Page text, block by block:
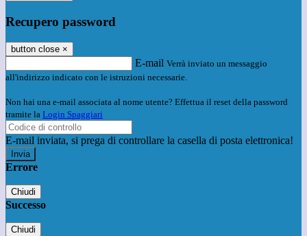
Recupero password
button close ×
E-mail Verrà inviato un messaggio
all'indirizzo indicato con le istruzioni necessarie.
Non hai una e-mail associata al nome utente? Effettua il reset della password
tramite la Login Spaggiari
E-mail inviata, si prega di controllare la casella di posta elettronica!
Errore
Chiudi
Successo
Chiudi